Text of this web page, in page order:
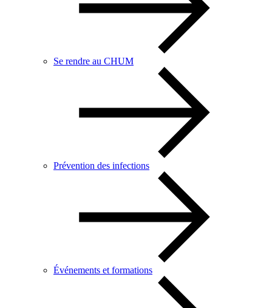
Se rendre au CHUM
Prévention des infections
Événements et formations